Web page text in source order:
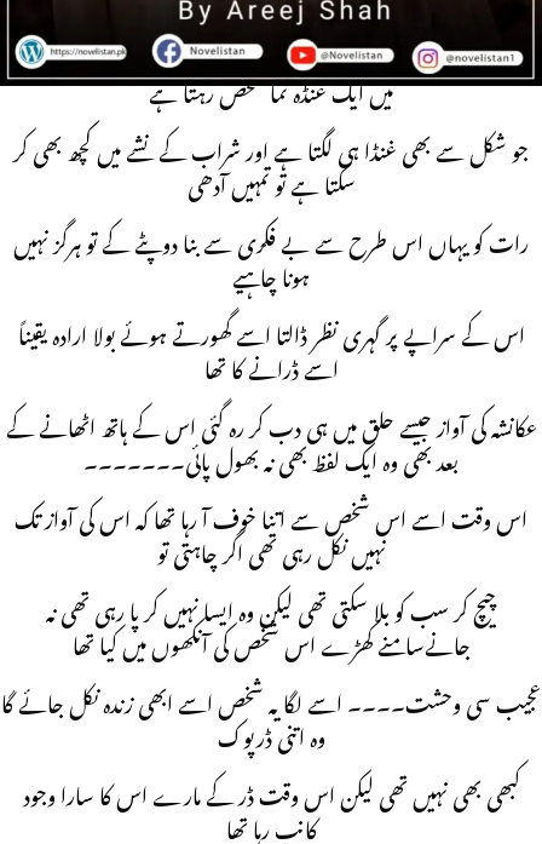
چلانے کی غلطی غلطی سے بھی مت کرنا ۔۔۔جب تمہیں پتا ہے اس گھر
میں ایک غنڈہ نما شخص رہتا ہے
جو شکل سے بھی غنڈا ہی لگتا ہے اور شراب کے نشے میں کچھ بھی کر
سکتا ہے تو تمہیں آدھی
رات کو یہاں اس طرح سے بے فکری سے بنا دوپٹے کے تو ہرگز نہیں
ہونا چاہیے
اس کے سراپے پر گہری نظر ڈالتا اسے گھورتے ہوئے بولا ارادہ یقیناً
اسے ڈرانے کا تھا
عکانشہ کی آواز جیسے حلق میں ہی دب کر رہ گئی اس کے ہاتھ اٹھانے کے
بعد بھی وہ ایک لفظ بھی نہ بھول پائی۔۔۔۔۔۔۔
اس وقت اسے اس شخص سے اتنا خوف آ رہا تھا کہ اس کی آواز تک
نہیں نکل رہی تھی اگر چاہتی تو
چیچ کر سب کو بلا سکتی تھی لیکن وہ ایسا نہیں کر پا رہی تھی نہ
جانےسامنے کھڑے اس شخص کی آنکھوں میں کیا تھا
عجیب سی وحشت۔۔۔۔ اسے لگا یہ شخص اسے ابھی زندہ نکل جائے گا
وہ اتنی ڈرپوک
کبھی بھی نہیں تھی لیکن اس وقت ڈر کے مارے اس کا سارا وجود
کانپ رہا تھا